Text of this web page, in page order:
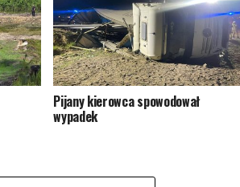
Pijany kierowca spowodował
wypadek